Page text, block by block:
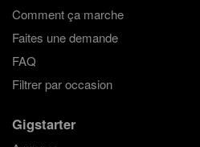
Comment ça marche
Faites une demande
FAQ
Filtrer par occasion
Gigstarter